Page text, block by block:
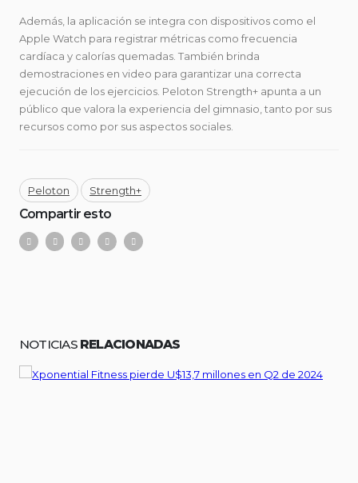
Además, la aplicación se integra con dispositivos como el
Apple Watch para registrar métricas como frecuencia
cardíaca y calorías quemadas. También brinda
demostraciones en video para garantizar una correcta
ejecución de los ejercicios. Peloton Strength+ apunta a un
público que valora la experiencia del gimnasio, tanto por sus
recursos como por sus aspectos sociales.
Peloton Strength+
Compartir esto
NOTICIAS RELACIONADAS